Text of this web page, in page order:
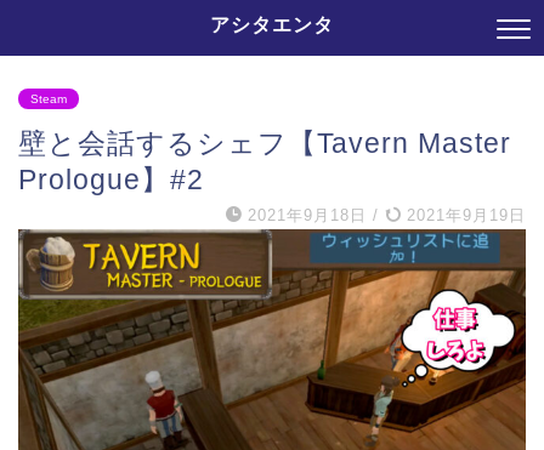
アシタエンタ
Steam
壁と会話するシェフ【Tavern Master
Prologue】#2
2021年9月18日 / 2021年9月19日